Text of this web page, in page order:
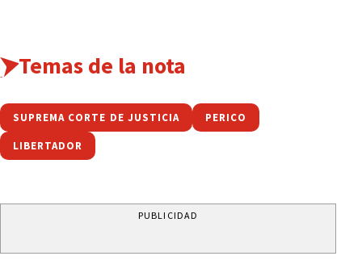
Temas de la nota
SUPREMA CORTE DE JUSTICIA PERICO
LIBERTADOR
PUBLICIDAD